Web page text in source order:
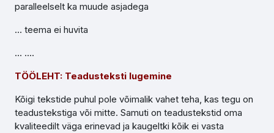
paralleelselt ka muude asjadega
... teema ei huvita
... ....
TÖÖLEHT: Teadusteksti lugemine
Kõigi tekstide puhul pole võimalik vahet teha, kas tegu on
teadustekstiga või mitte. Samuti on teadustekstid oma
kvaliteedilt väga erinevad ja kaugeltki kõik ei vasta